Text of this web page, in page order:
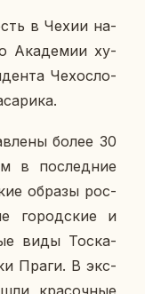
в Чехии на­
Ака­де­мии ху­
Че­хо­сло­
более 30
в по­след­ние
образы рос­
го­род­ские и
виды Тос­ка­
Праги. В экс­
кра­соч­ные